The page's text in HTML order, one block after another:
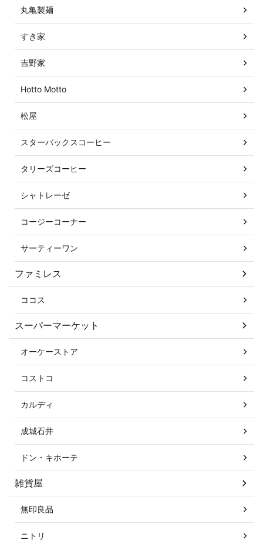
丸亀製麺
すき家
吉野家
Hotto Motto
松屋
スターバックスコーヒー
タリーズコーヒー
シャトレーゼ
コージーコーナー
サーティーワン
ファミレス
ココス
スーパーマーケット
オーケーストア
コストコ
カルディ
成城石井
ドン・キホーテ
雑貨屋
無印良品
ニトリ